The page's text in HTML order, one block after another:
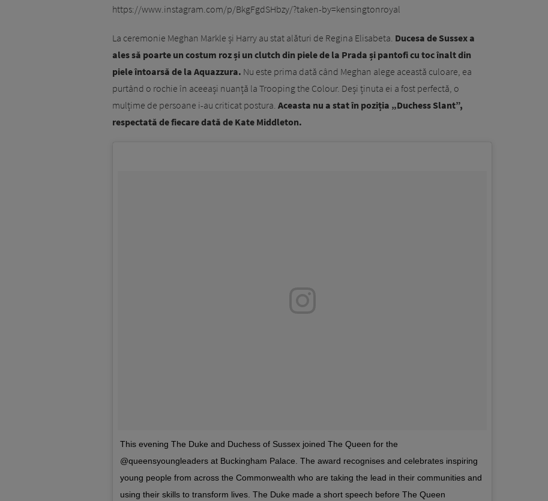
https://www.instagram.com/p/BkgFgdSHbzy/?taken-by=kensingtonroyal
La ceremonie Meghan Markle și Harry au stat alături de Regina Elisabeta. Ducesa de Sussex a
ales să poarte un costum roz și un clutch din piele de la Prada și pantofi cu toc înalt din
piele întoarsă de la Aquazzura. Nu este prima dată când Meghan alege această culoare, ea
purtând o rochie în aceeași nuanță la Trooping the Colour. Deși ținuta ei a fost perfectă, o
mulțime de persoane i-au criticat postura. Aceasta nu a stat în poziția „Duchess Slant”,
respectată de fiecare dată de Kate Middleton.
This evening The Duke and Duchess of Sussex joined The Queen for the
@queensyoungleaders at Buckingham Palace. The award recognises and celebrates inspiring
young people from across the Commonwealth who are taking the lead in their communities and
using their skills to transform lives. The Duke made a short speech before The Queen